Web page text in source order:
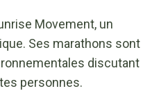
Movement, un
Ses marathons sont
discutant
personnes.